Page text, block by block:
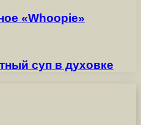
«Whoopie»
суп в духовке